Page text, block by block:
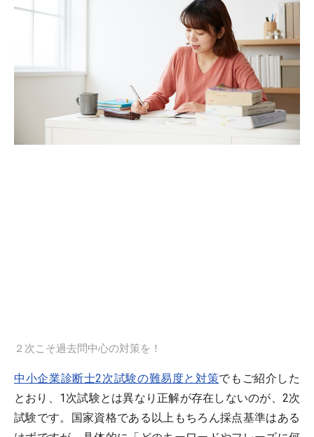
２次こそ過去問中心の対策を！
中小企業診断士2次試験の難易度と対策でもご紹介した
とおり、1次試験とは異なり正解が存在しないのが、2次
試験です。国家資格である以上もちろん採点基準はある